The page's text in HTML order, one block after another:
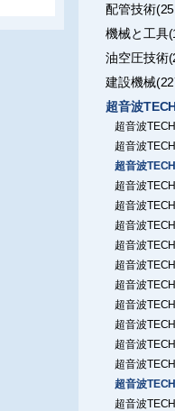
配管技術
機械と工具
油空圧技術
建設機械
超音波
超音波
超音波
超音波
超音波
超音波
超音波
超音波
超音波
超音波
超音波
超音波
超音波
超音波
超音波
超音波